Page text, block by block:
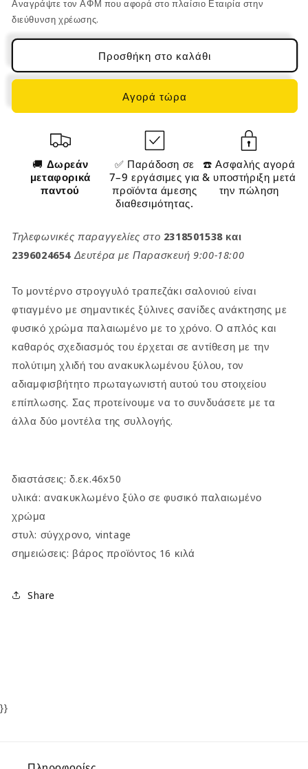
Σαλονιού
46
εκ
Ξύλο
Σαλονιού
46
εκ
Μασίφ
Ξύλο
Ανακυκλωμένο
47.3318
Αναγράψτε τον ΑΦΜ που αφορά στο πλαίσιο Εταιρία στην
διεύθυνση χρέωσης.
Προσθήκη στο καλάθι
Αγορά τώρα
🚚 Δωρεάν
μεταφορικά
παντού
✅ Παράδοση σε
7–9 εργάσιμες για
προϊόντα άμεσης
διαθεσιμότητας.
☎️ Ασφαλής αγορά
& υποστήριξη μετά
την πώληση
Τηλεφωνικές παραγγελίες στο 2318501538 και
2396024654Δευτέρα με Παρασκευή 9:00-18:00
Το μοντέρνο στρογγυλό τραπεζάκι σαλονιού είναι
φτιαγμένο με σημαντικές ξύλινες σανίδες ανάκτησης με
φυσικό χρώμα παλαιωμένο με το χρόνο. Ο απλός και
καθαρός σχεδιασμός του έρχεται σε αντίθεση με την
πολύτιμη χλιδή του ανακυκλωμένου ξύλου, τον
αδιαμφισβήτητο πρωταγωνιστή αυτού του στοιχείου
επίπλωσης. Σας προτείνουμε να το συνδυάσετε με τα
άλλα δύο μοντέλα της συλλογής.
διαστάσεις: δ.εκ.46x50
υλικά: ανακυκλωμένο ξύλο σε φυσικό παλαιωμένο
χρώμα
στυλ: σύγχρονο, vintage
σημειώσεις: βάρος προϊόντος 16 κιλά
Share
}}